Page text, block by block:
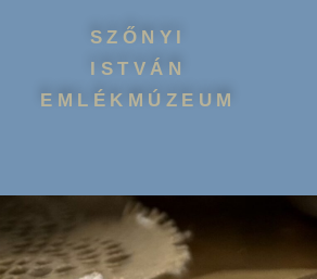
SZŐNYI
ISTVÁN
EMLÉKMÚZEUM